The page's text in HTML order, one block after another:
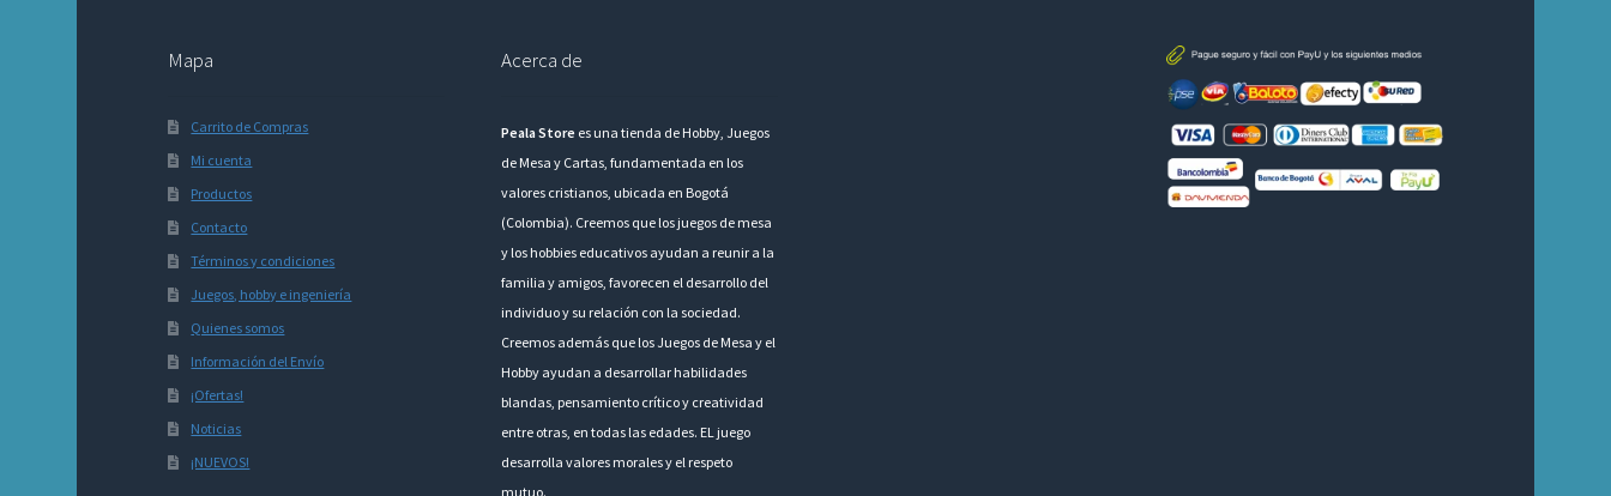
Mapa
Carrito de Compras
Mi cuenta
Productos
Contacto
Términos y condiciones
Juegos, hobby e ingeniería
Quienes somos
Información del Envío
¡Ofertas!
Noticias
¡NUEVOS!
Acerca de
Peala Store es una tienda de Hobby, Juegos
de Mesa y Cartas, fundamentada en los
valores cristianos, ubicada en Bogotá
(Colombia). Creemos que los juegos de mesa
y los hobbies educativos ayudan a reunir a la
familia y amigos, favorecen el desarrollo del
individuo y su relación con la sociedad.
Creemos además que los Juegos de Mesa y el
Hobby ayudan a desarrollar habilidades
blandas, pensamiento crítico y creatividad
entre otras, en todas las edades. EL juego
desarrolla valores morales y el respeto
mutuo.